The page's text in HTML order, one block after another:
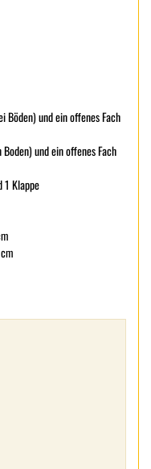
und ein offenes Fach
und ein offenes Fach
1 Klappe